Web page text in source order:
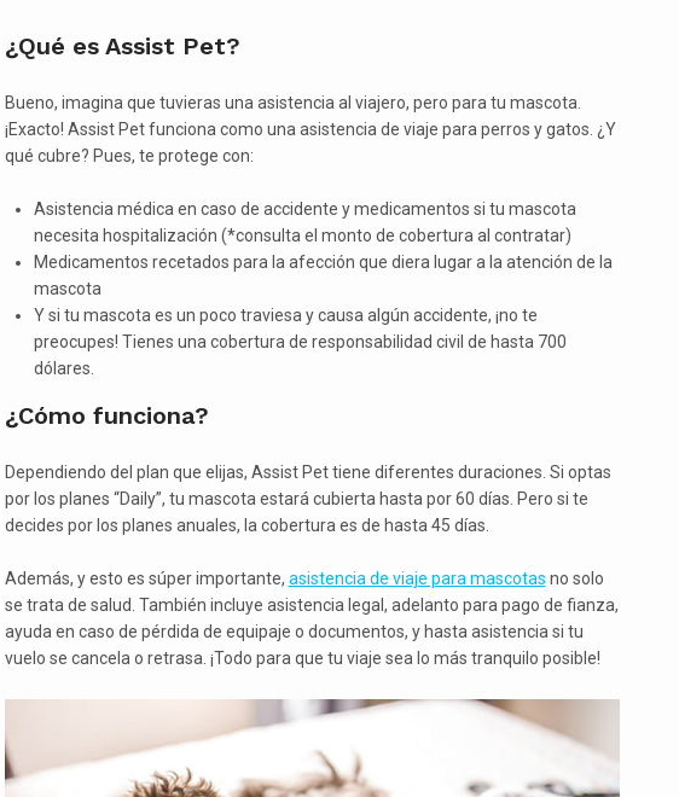
¿Qué es Assist Pet?
Bueno, imagina que tuvieras una asistencia al viajero, pero para tu mascota.
¡Exacto! Assist Pet funciona como una asistencia de viaje para perros y gatos. ¿Y
qué cubre? Pues, te protege con:
Asistencia médica en caso de accidente y medicamentos si tu mascota
necesita hospitalización (*consulta el monto de cobertura al contratar)
Medicamentos recetados para la afección que diera lugar a la atención de la
mascota
Y si tu mascota es un poco traviesa y causa algún accidente, ¡no te
preocupes! Tienes una cobertura de responsabilidad civil de hasta 700
dólares.
¿Cómo funciona?
Dependiendo del plan que elijas, Assist Pet tiene diferentes duraciones. Si optas
por los planes “Daily”, tu mascota estará cubierta hasta por 60 días. Pero si te
decides por los planes anuales, la cobertura es de hasta 45 días.
Además, y esto es súper importante, asistencia de viaje para mascotas no solo
se trata de salud. También incluye asistencia legal, adelanto para pago de fianza,
ayuda en caso de pérdida de equipaje o documentos, y hasta asistencia si tu
vuelo se cancela o retrasa. ¡Todo para que tu viaje sea lo más tranquilo posible!